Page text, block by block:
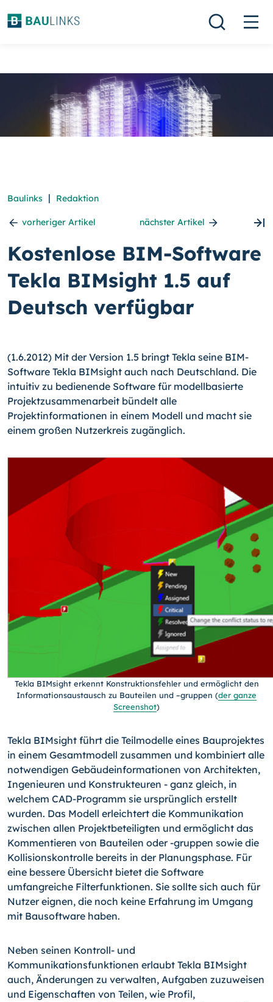
Baulinks | Redaktion
vorheriger Artikel nächster Artikel
Kostenlose BIM-Software
Tekla BIMsight 1.5 auf
Deutsch verfügbar
(1.6.2012) Mit der Version 1.5 bringt Tekla seine BIM-
Software Tekla BIMsight auch nach Deutschland. Die
intuitiv zu bedienende Software für modellbasierte
Projektzu­sammenarbeit bündelt alle
Projektinformationen in einem Modell und macht sie
einem großen Nutzerkreis zugänglich.
Tekla BIMsight erkennt Konstruktionsfehler und ermöglicht den
Informationsaustausch zu Bauteilen und –gruppen (der ganze
Screenshot)
Tekla BIMsight führt die Teilmodelle eines Bauprojektes
in einem Gesamtmodell zusam­men und kombiniert alle
notwendigen Gebäudeinformationen von Architekten,
Ingeni­euren und Konstrukteuren - ganz gleich, in
welchem CAD-Programm sie ursprünglich erstellt
wurden. Das Modell erleichtert die Kommunikation
zwischen allen Projektbetei­ligten und ermöglicht das
Kommentieren von Bauteilen oder-gruppen sowie die
Kolli­sionskontrolle bereits in der Planungsphase. Für
eine bessere Übersicht bietet die Software
umfangreiche Filterfunktionen. Sie sollte sich auch für
Nutzer eignen, die noch keine Erfahrung im Umgang
mit Bausoftware haben.
Neben seinen Kontroll- und
Kommunikationsfunktionen erlaubt Tekla BIMsight
auch, Änderungen zu verwalten, Aufgaben zuzuweisen
und Eigenschaften von Teilen, wie Profil,